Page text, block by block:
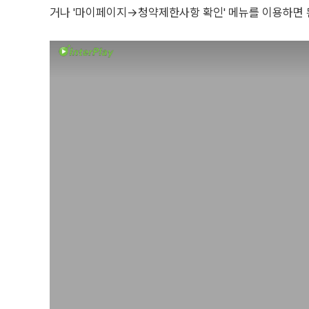
거나 '마이페이지→청약제한사항 확인' 메뉴를 이용하면